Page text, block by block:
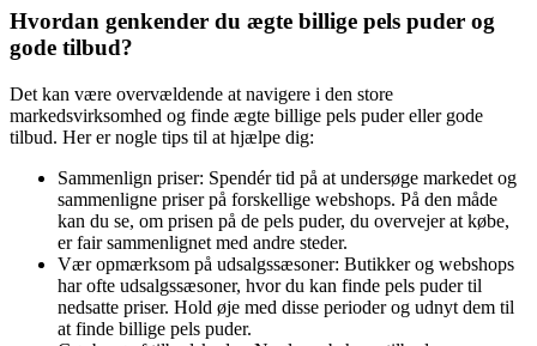
Hvordan genkender du ægte billige pels puder og
gode tilbud?
Det kan være overvældende at navigere i den store
markedsvirksomhed og finde ægte billige pels puder eller gode
tilbud. Her er nogle tips til at hjælpe dig:
Sammenlign priser: Spendér tid på at undersøge markedet og
sammenligne priser på forskellige webshops. På den måde
kan du se, om prisen på de pels puder, du overvejer at købe,
er fair sammenlignet med andre steder.
Vær opmærksom på udsalgssæsoner: Butikker og webshops
har ofte udsalgssæsoner, hvor du kan finde pels puder til
nedsatte priser. Hold øje med disse perioder og udnyt dem til
at finde billige pels puder.